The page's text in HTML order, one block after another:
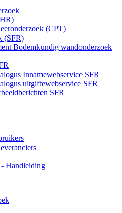
(CPT)
(SFR)
Bodemkundig wandonderzoek
Innamewebservice SFR
uitgiftewebservice SFR
SFR
Handleiding